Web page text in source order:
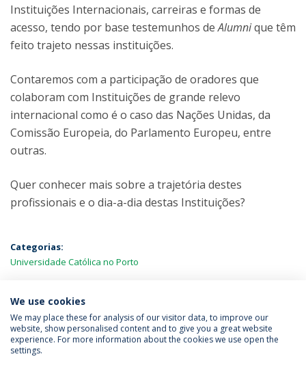
Instituições Internacionais, carreiras e formas de
acesso, tendo por base testemunhos deAlumnique têm
feito trajeto nessas instituições.
Contaremos com a participação de oradores que
colaboram com Instituições de grande relevo
internacional como é o caso das Nações Unidas, da
Comissão Europeia, do Parlamento Europeu, entre
outras.
Quer conhecer mais sobre a trajetória destes
profissionais e o dia-a-dia destas Instituições?
Categorias:
Universidade Católica no Porto
MAIS NOTÍCIAS
Política de Privacidade
Termos & Condições
We use cookies
We may place these for analysis of our visitor data, to improve our
website, show personalised content and to give you a great website
experience. For more information about the cookies we use open the
settings.